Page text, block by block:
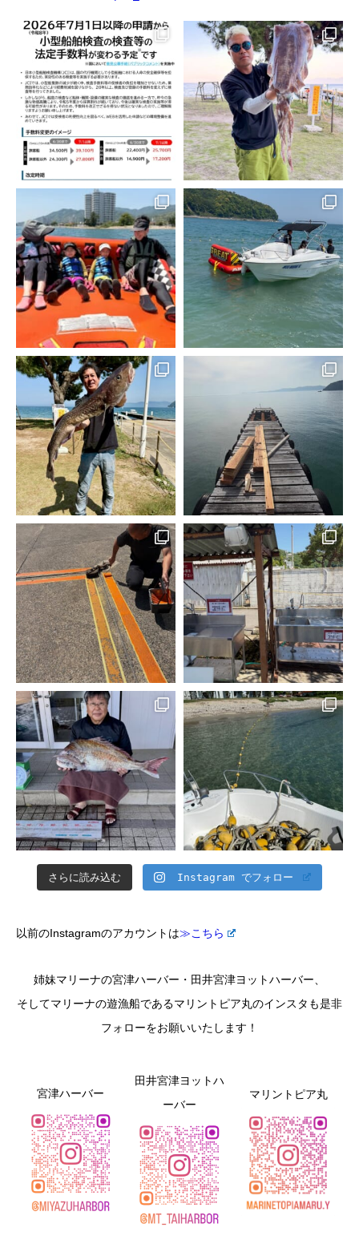
さらに読み込む Instagram でフォロー
以前のInstagramのアカウントは≫こちら
姉妹マリーナの宮津ハーバー・田井宮津ヨットハーバー、
そしてマリーナの遊漁船であるマリントピア丸のインスタも是非
フォローをお願いいたします！
宮津ハーバー
田井宮津ヨットハ
ーバー
マリントピア丸